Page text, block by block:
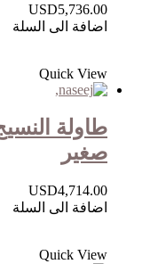
USD5,736.00
اضافة الى السلة
Quick View
طاولة
صغير
USD4,714.00
اضافة الى السلة
Quick View